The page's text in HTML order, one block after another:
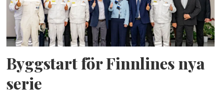
Byggstart för Finnlines nya
serie